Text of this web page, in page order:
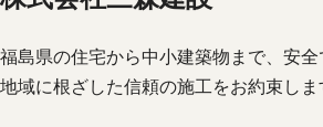
福島県の住宅から中小建築物まで、安全
地域に根ざした信頼の施工をお約束しま